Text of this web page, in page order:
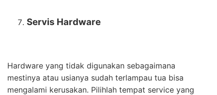
Servis Hardware
Hardware yang tidak digunakan sebagaimana
mestinya atau usianya sudah terlampau tua bisa
mengalami kerusakan. Pilihlah tempat service yang